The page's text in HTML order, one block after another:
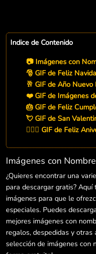
Indice de Contenido
📷 Imágenes con
🎅 GIF de Feliz
🥂 GIF de Año Nuevo
❤️ GIF de Imágenes
🎂 GIF de Feliz
💘 GIF de San
👨‍❤️‍👨 GIF de Feliz
Imágenes con
¿Quieres encontrar una
para descargar gratis?
imágenes para que le
especiales. Puedes
mejores imágenes con
regalos, despedidas y otras
selección de imágenes con